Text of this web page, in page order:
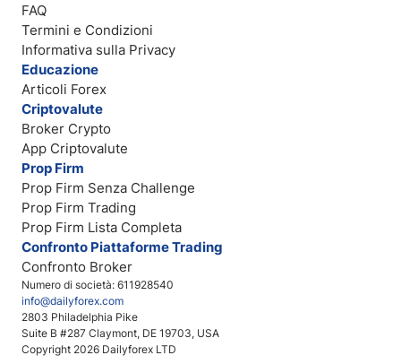
Numero di società: 611928540
info@dailyforex.com
2803 Philadelphia Pike
Suite B #287 Claymont, DE 19703, USA
Copyright 2026 Dailyforex LTD
FAQ
Termini e Condizioni
Informativa sulla Privacy
Educazione
Articoli Forex
Criptovalute
Broker Crypto
App Criptovalute
Prop Firm
Prop Firm Senza Challenge
Prop Firm Trading
Prop Firm Lista Completa
Confronto Piattaforme Trading
Confronto Broker